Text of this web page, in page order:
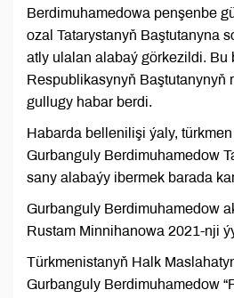
Berdimuhamedowa penşenbe
ozal Tatarystanyň Baştutanyna
atly ulalan alabaý görkezildi. Bu
Respublikasynyň Baştutanynyň
gullugy habar berdi.
Habarda bellenilişi ýaly,
Gurbanguly Berdimuhamedow
sany alabaýy ibermek barada
Gurbanguly Berdimuhamedow
Rustam Minnihanowa 2021-nji
Türkmenistanyň Halk
Gurbanguly Berdimuhamedow